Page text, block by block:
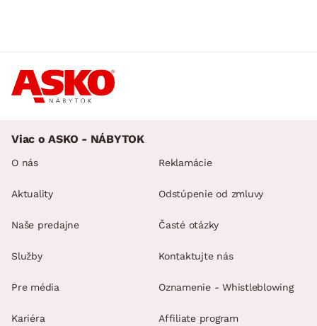
Viac o ASKO - NÁBYTOK
O nás
Aktuality
Naše predajne
Služby
Pre média
Kariéra
Reklamácie
Odstúpenie od zmluvy
Časté otázky
Kontaktujte nás
Oznamenie - Whistleblowing
Affiliate program